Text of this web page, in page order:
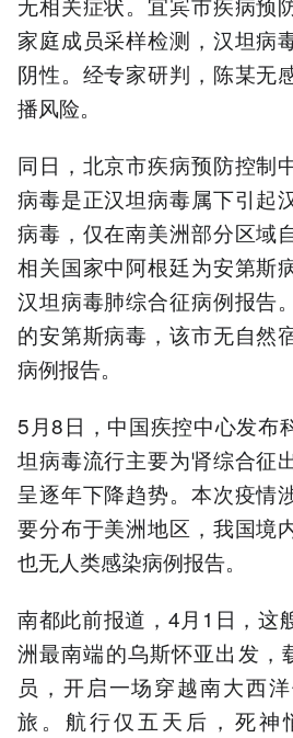
家庭成员采样检测，汉坦病
阴性。经专家研判，陈某无
播风险。
同日，北京市疾病预防控制
病毒是正汉坦病毒属下引起
病毒，仅在南美洲部分区域
相关国家中阿根廷为安第斯
汉坦病毒肺综合征病例报告
的安第斯病毒，该市无自然
病例报告。
5月8日，中国疾控中心发布
坦病毒流行主要为肾综合征
呈逐年下降趋势。本次疫情
要分布于美洲地区，我国境
也无人类感染病例报告。
南都此前报道，4月1日，这
洲最南端的乌斯怀亚出发，
员，开启一场穿越南大西
旅。航行仅五天后，死神